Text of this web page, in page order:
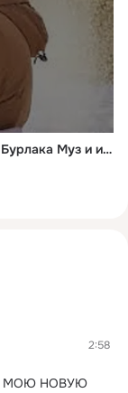
Пред зимой снимаю шляпу Стихи Ольги Бурлака Муз и исп Николая Жукова Видеомонтаж Елены Рыжаковой
2:58
МОЮ НОВУЮ